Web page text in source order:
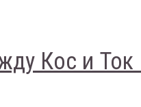
Кос и